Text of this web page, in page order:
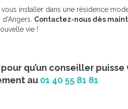
vous installer dans une résidence
Contactez-nous dès
vie !
qu’un conseiller
au 01 40 55 81 81